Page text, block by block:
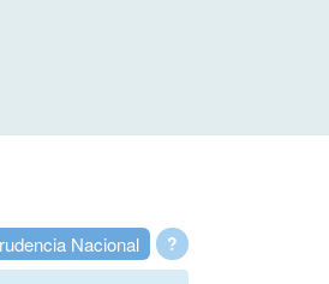
?
Nacional